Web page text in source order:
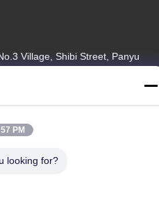
Village, Shibi Street, Panyu
PM
looking for?